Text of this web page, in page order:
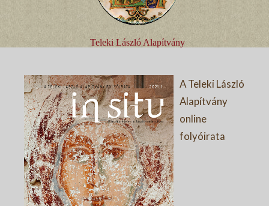
Teleki László Alapítvány
A Teleki László
Alapítvány
online
folyóirata